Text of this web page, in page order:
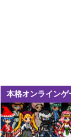
本格オンラインゲ